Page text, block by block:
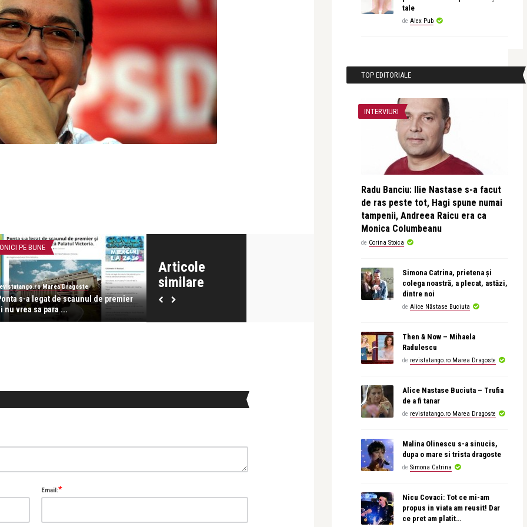
Articole
similare
PE BUNE
Marea Dragoste
s-a legat de scaunul de premier
nu vrea sa para ...
revistatango.ro Marea Dragoste
Ultima cuvântare a tovarasului Victor
revistatango.ro Marea Dragoste
Victor Ponta isi alina tristetea intr-un
care a gasit
Email:*
tale
de Alex Pub
TOP EDITORIALE
INTERVIURI
Radu Banciu: Ilie Nastase s-a facut
de ras peste tot, Hagi spune numai
tampenii, Andreea Raicu era ca
Monica Columbeanu
de Corina Stoica
Simona Catrina, prietena și
colega noastră, a plecat, astăzi,
dintre noi
de Alice Năstase Buciuta
Then & Now – Mihaela
Radulescu
de revistatango.ro Marea Dragoste
Alice Nastase Buciuta – Trufia
de a fi tanar
de revistatango.ro Marea Dragoste
Malina Olinescu s-a sinucis,
dupa o mare si trista dragoste
de Simona Catrina
Nicu Covaci: Tot ce mi-am
propus in viata am reusit! Dar
ce pret am platit…